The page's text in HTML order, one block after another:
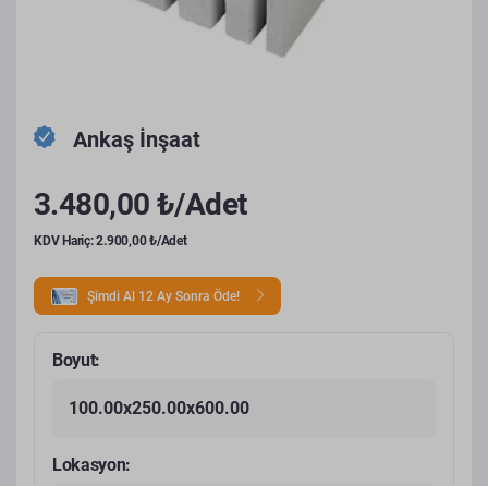
Ankaş İnşaat
3.480,00 ₺/Adet
KDV Hariç: 2.900,00 ₺/Adet
Şimdi Al 12 Ay Sonra Öde!
Boyut:
100.00x250.00x600.00
Lokasyon: